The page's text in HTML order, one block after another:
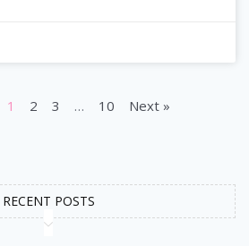
1 2 3 … 10 Next »
RECENT POSTS